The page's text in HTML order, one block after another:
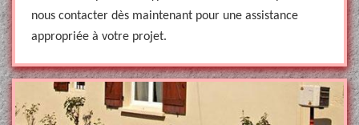
nous contacter dès maintenant pour une assistance
appropriée à votre projet.